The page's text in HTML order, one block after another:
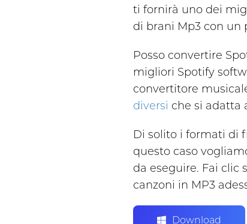
ti fornirà uno dei
di brani Mp3 con un
Posso convertire
migliori Spotify
convertitore
diversi che si adatta
Di solito i formati di
questo caso
da eseguire. Fai clic
canzoni in MP3
Download